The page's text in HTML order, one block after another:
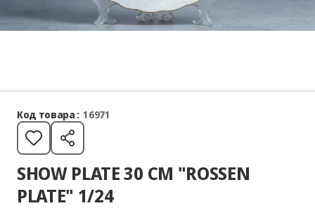
Код товара : 16971
SHOW PLATE 30 CM "ROSSEN
PLATE" 1/24